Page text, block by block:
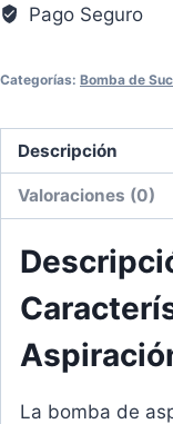
Pago Seguro
Categorías: Bomba de
Descripción
Valoraciones (0)
La bomba de